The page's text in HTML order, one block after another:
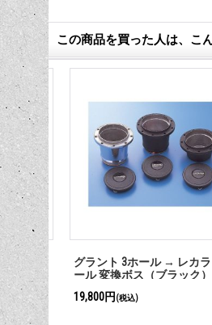
この商品を買った人は、こ
グラント 3ホール → レカラ 9
ール 変換ボス（ブラック）
19,800円(税込)